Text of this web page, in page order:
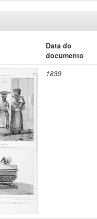
Data do
documento
1839